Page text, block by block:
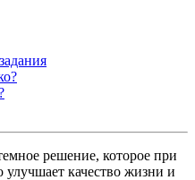
решение, которое при
качество жизни и